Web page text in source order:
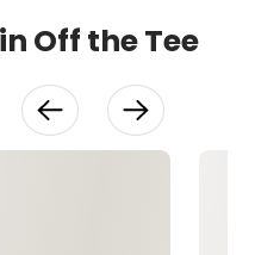
Off the Tee